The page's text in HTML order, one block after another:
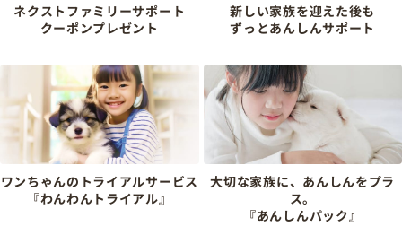
ネクストファミリーサポート
クーポンプレゼント
新しい家族を迎えた後も
ずっとあんしんサポート
ワンちゃんのトライアルサービス
『わんわんトライアル』
大切な家族に、あんしんをプラ
ス。
『あんしんパック』